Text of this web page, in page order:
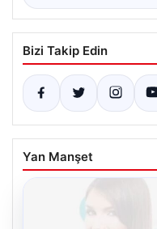
Bizi Takip Edin
Yan Manşet